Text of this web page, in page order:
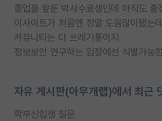
졸업을 앞둔 박사수료생인데 아직도 출
이사이트가 처음엔 정말 도움많이됐는데
커뮤니티는 다 쓰레기통이지
자유 게시판(아무개랩)에서 최근
학부신입생 질문